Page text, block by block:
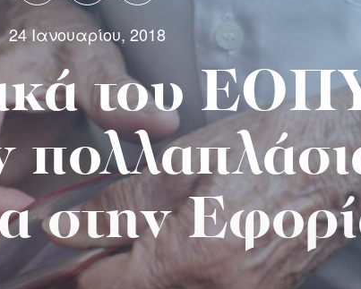
24 Ιανουαρίου, 2018
του
στην